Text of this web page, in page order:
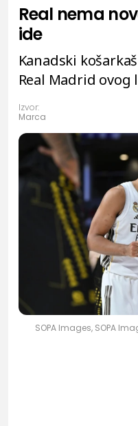
Real nema
ide
Kanadski
Real Madrid ovog
Izvor:
Marca
SOPA Images, SOPA